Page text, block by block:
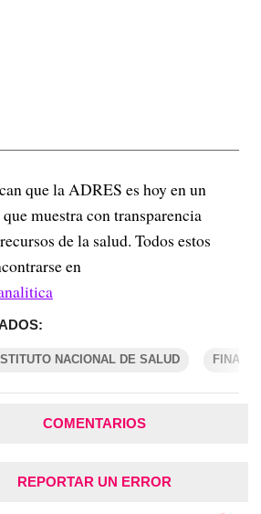
que la ADRES es hoy en un
muestra con transparencia
de la salud. Todos estos
en
NACIONAL DE SALUD
COMENTARIOS
REPORTAR UN ERROR